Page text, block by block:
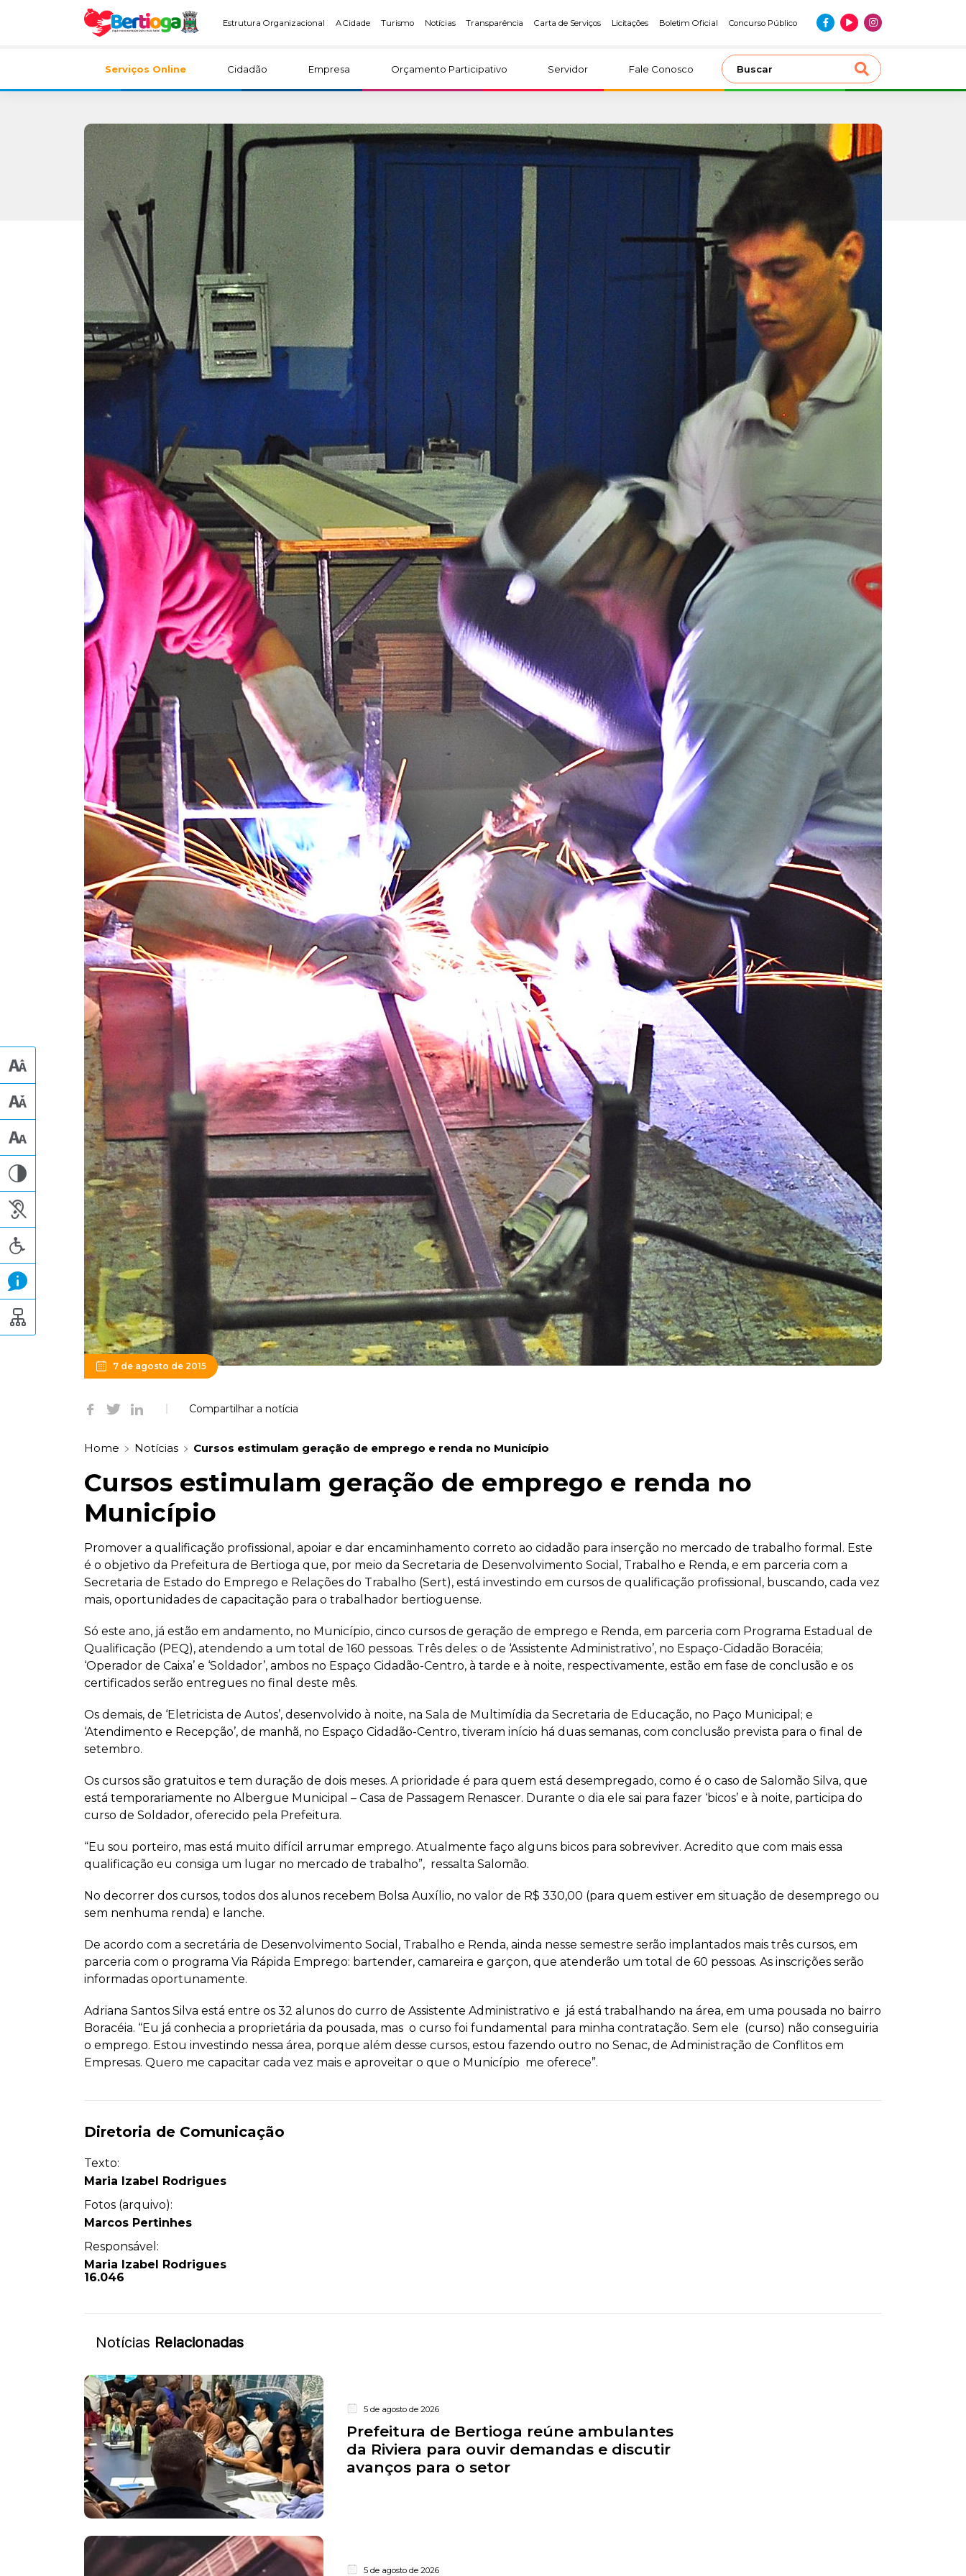
Estrutura Organizacional A Cidade Turismo Notícias Transparência Carta de Serviços Licitações Boletim Oficial Concurso Público
Serviços Online Cidadão Empresa Orçamento Participativo Servidor Fale Conosco
7 de agosto de 2015
Compartilhar a notícia
Home Notícias Cursos estimulam geração de emprego e renda no Município
Cursos estimulam geração de emprego e renda no
Município
Promover a qualificação profissional, apoiar e dar encaminhamento correto ao cidadão para inserção no mercado de trabalho formal. Este
é o objetivo da Prefeitura de Bertioga que, por meio da Secretaria de Desenvolvimento Social, Trabalho e Renda, e em parceria com a
Secretaria de Estado do Emprego e Relações do Trabalho (Sert), está investindo em cursos de qualificação profissional, buscando, cada vez
mais, oportunidades de capacitação para o trabalhador bertioguense.
Só este ano, já estão em andamento, no Município, cinco cursos de geração de emprego e Renda, em parceria com Programa Estadual de
Qualificação (PEQ), atendendo a um total de 160 pessoas. Três deles: o de ‘Assistente Administrativo’, no Espaço-Cidadão Boracéia;
‘Operador de Caixa’ e ‘Soldador’, ambos no Espaço Cidadão-Centro, à tarde e à noite, respectivamente, estão em fase de conclusão e os
certificados serão entregues no final deste mês.
Os demais, de ‘Eletricista de Autos’, desenvolvido à noite, na Sala de Multimídia da Secretaria de Educação, no Paço Municipal; e
‘Atendimento e Recepção’, de manhã, no Espaço Cidadão-Centro, tiveram início há duas semanas, com conclusão prevista para o final de
setembro.
Os cursos são gratuitos e tem duração de dois meses. A prioridade é para quem está desempregado, como é o caso de Salomão Silva, que
está temporariamente no Albergue Municipal – Casa de Passagem Renascer. Durante o dia ele sai para fazer ‘bicos’ e à noite, participa do
curso de Soldador, oferecido pela Prefeitura.
“Eu sou porteiro, mas está muito difícil arrumar emprego. Atualmente faço alguns bicos para sobreviver. Acredito que com mais essa
qualificação eu consiga um lugar no mercado de trabalho”, ressalta Salomão.
No decorrer dos cursos, todos dos alunos recebem Bolsa Auxílio, no valor de R$ 330,00 (para quem estiver em situação de desemprego ou
sem nenhuma renda) e lanche.
De acordo com a secretária de Desenvolvimento Social, Trabalho e Renda, ainda nesse semestre serão implantados mais três cursos, em
parceria com o programa Via Rápida Emprego: bartender, camareira e garçon, que atenderão um total de 60 pessoas. As inscrições serão
informadas oportunamente.
Adriana Santos Silva está entre os 32 alunos do curro de Assistente Administrativo e já está trabalhando na área, em uma pousada no bairro
Boracéia. “Eu já conhecia a proprietária da pousada, mas o curso foi fundamental para minha contratação. Sem ele (curso) não conseguiria
o emprego. Estou investindo nessa área, porque além desse cursos, estou fazendo outro no Senac, de Administração de Conflitos em
Empresas. Quero me capacitar cada vez mais e aproveitar o que o Município me oferece”.
Diretoria de Comunicação
Texto:
Maria Izabel Rodrigues
Fotos (arquivo):
Marcos Pertinhes
Responsável:
Maria Izabel Rodrigues
16.046
Notícias Relacionadas
5 de agosto de 2026
Prefeitura de Bertioga reúne ambulantes
da Riviera para ouvir demandas e discutir
avanços para o setor
5 de agosto de 2026